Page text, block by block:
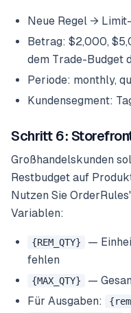
Neue Regel →
Betrag: $2,000,
dem Trade-Budget
Periode: monthly,
Kundensegment:
Schritt 6:
Großhandelskunden
Restbudget auf
Nutzen Sie
Variablen:
{REM_QTY}
—
fehlen
{MAX_QTY}
—
Für Ausgaben: